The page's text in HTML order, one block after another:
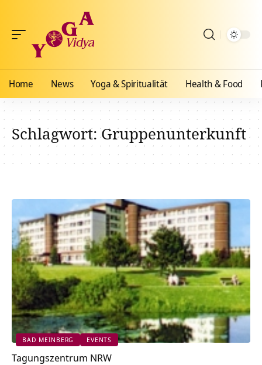
Home News Yoga & Spiritualität Health & Food
Schlagwort:Gruppenunterkunft
BAD MEINBERG EVENTS
Tagungszentrum NRW